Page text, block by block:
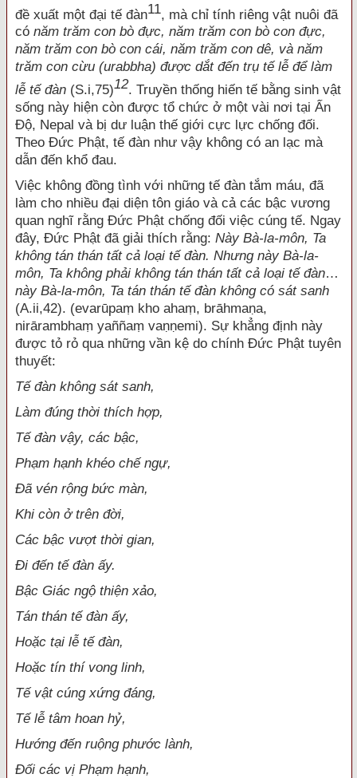
đề xuất một đại tế đàn11, mà chỉ tính riêng vật nuôi đã
có năm trăm con bò đực, năm trăm con bò con đực,
năm trăm con bò con cái, năm trăm con dê, và năm
trăm con cừu (urabbha) được dắt đến trụ tế lễ để làm
lễ tế đàn (S.i,75)12. Truyền thống hiến tế bằng sinh vật
sống này hiện còn được tổ chức ở một vài nơi tại Ấn
Độ, Nepal và bị dư luận thế giới cực lực chống đối.
Theo Đức Phật, tế đàn như vậy không có an lạc mà
dẫn đến khổ đau.
Việc không đồng tình với những tế đàn tắm máu, đã
làm cho nhiều đại diện tôn giáo và cả các bậc vương
quan nghĩ rằng Đức Phật chống đối việc cúng tế. Ngay
đây, Đức Phật đã giải thích rằng: Này Bà-la-môn, Ta
không tán thán tất cả loại tế đàn. Nhưng này Bà-la-
môn, Ta không phải không tán thán tất cả loại tế đàn…
này Bà-la-môn, Ta tán thán tế đàn không có sát sanh
(A.ii,42). (evarūpaṃ kho ahaṃ, brāhmaṇa,
nirārambhaṃ yaññaṃ vaṇṇemi). Sự khẳng định này
được tỏ rỏ qua những vần kệ do chính Đức Phật tuyên
thuyết:
Tế đàn không sát sanh,
Làm đúng thời thích hợp,
Tế đàn vậy, các bậc,
Phạm hạnh khéo chế ngự,
Ðã vén rộng bức màn,
Khi còn ở trên đời,
Các bậc vượt thời gian,
Ði đến tế đàn ấy.
Bậc Giác ngộ thiện xảo,
Tán thán tế đàn ấy,
Hoặc tại lễ tế đàn,
Hoặc tín thí vong linh,
Tế vật cúng xứng đáng,
Tế lễ tâm hoan hỷ,
Hướng đến ruộng phước lành,
Ðối các vị Phạm hạnh,